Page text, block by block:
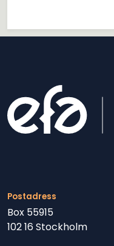
Postadress
Box 55915
102 16 Stockholm